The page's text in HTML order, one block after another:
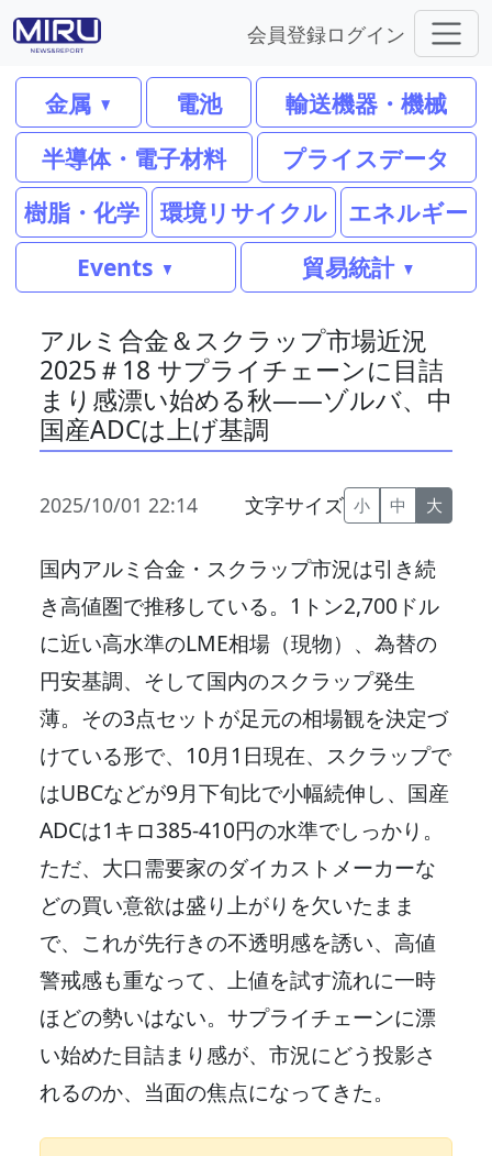
会員登録ログイン
金属 電池
輸送機器・機械
半導体・電子材料
プライスデータ
樹脂・化学
環境リサイクル
エネルギー
Events
貿易統計
アルミ合金＆スクラップ市場近況
2025＃18 サプライチェーンに目詰
まり感漂い始める秋――ゾルバ、中
国産ADCは上げ基調
2025/10/01 22:14 文字サイズ 小 中 大
国内アルミ合金・スクラップ市況は引き続
き高値圏で推移している。1トン2,700ドル
に近い高水準のLME相場（現物）、為替の
円安基調、そして国内のスクラップ発生
薄。その3点セットが足元の相場観を決定づ
けている形で、10月1日現在、スクラップで
はUBCなどが9月下旬比で小幅続伸し、国産
ADCは1キロ385‐410円の水準でしっかり。
ただ、大口需要家のダイカストメーカーな
どの買い意欲は盛り上がりを欠いたまま
で、これが先行きの不透明感を誘い、高値
警戒感も重なって、上値を試す流れに一時
ほどの勢いはない。サプライチェーンに漂
い始めた目詰まり感が、市況にどう投影さ
れるのか、当面の焦点になってきた。